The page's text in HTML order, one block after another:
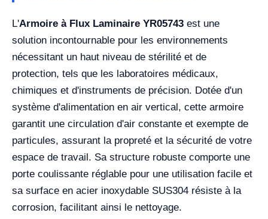
L'Armoire à Flux Laminaire YR05743 est une
solution incontournable pour les environnements
nécessitant un haut niveau de stérilité et de
protection, tels que les laboratoires médicaux,
chimiques et d'instruments de précision. Dotée d'un
système d'alimentation en air vertical, cette armoire
garantit une circulation d'air constante et exempte de
particules, assurant la propreté et la sécurité de votre
espace de travail. Sa structure robuste comporte une
porte coulissante réglable pour une utilisation facile et
sa surface en acier inoxydable SUS304 résiste à la
corrosion, facilitant ainsi le nettoyage.